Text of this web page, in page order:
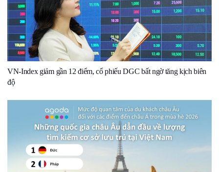
VN-Index giảm gần 12 điểm, cổ phiếu DGC bất ngờ tăng kịch biên
độ